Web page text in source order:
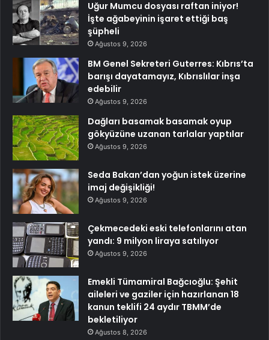
Uğur Mumcu dosyası raftan iniyor!
İşte ağabeyinin işaret ettiği baş
şüpheli
Ağustos 9, 2026
BM Genel Sekreteri Guterres: Kıbrıs’ta
barışı dayatamayız, Kıbrıslılar inşa
edebilir
Ağustos 9, 2026
Dağları basamak basamak oyup
gökyüzüne uzanan tarlalar yaptılar
Ağustos 9, 2026
Seda Bakan’dan yoğun istek üzerine
imaj değişikliği!
Ağustos 9, 2026
Çekmecedeki eski telefonlarını atan
yandı: 9 milyon liraya satılıyor
Ağustos 9, 2026
Emekli Tümamiral Bağcıoğlu: Şehit
aileleri ve gaziler için hazırlanan 18
kanun teklifi 24 aydır TBMM’de
bekletiliyor
Ağustos 8, 2026